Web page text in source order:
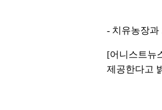
- 치유농장과
[어니스트뉴
제공한다고